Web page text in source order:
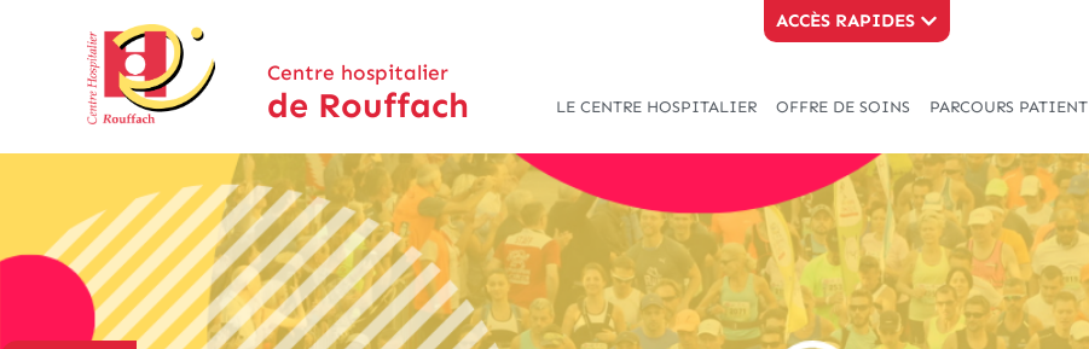
Centre hospitalier
de Rouffach
ACCÈS RAPIDES
LE CENTRE HOSPITALIER OFFRE DE SOINS PARCOURS PATIENT